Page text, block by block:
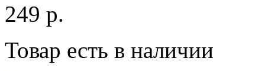
249 р.
Товар есть в наличии